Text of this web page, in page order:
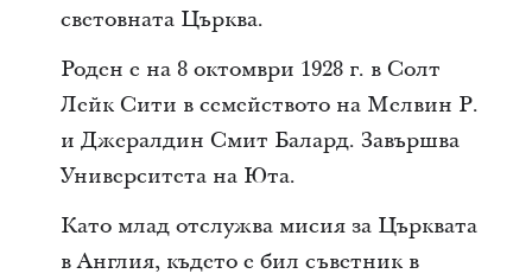
световната Църква.
Роден е на 8 октомври 1928 г. в Солт
Лейк Сити в семейството на Мелвин Р.
и Джералдин Смит Балард. Завършва
Университета на Юта.
Като млад отслужва мисия за Църквата
в Англия, където е бил съветник в